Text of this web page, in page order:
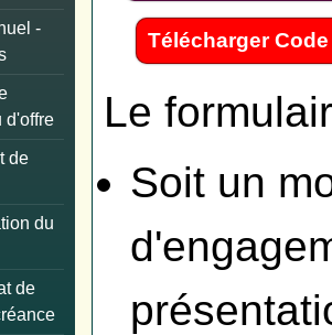
-
d'offre
de
du
de
Télécharger
Le
Soit un